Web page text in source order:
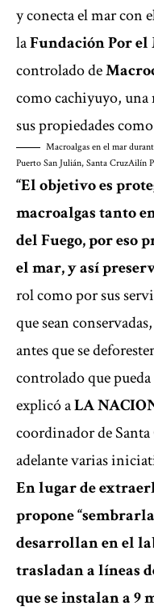
y conecta el mar con
laFundación Por el
controlado de
como cachiyuyo,
sus propiedades como
Macroalgas en el mar
Puerto San Julián, Santa CruzAilín
“El objetivo es
macroalgas tanto
del Fuego, por eso
el mar, y así
rol como por sus
que sean
antes que se
controlado que
explicó aLA
coordinador de
adelante varias
En lugar de
propone
desarrollan en el
trasladan a líneas
que se instalan a 9